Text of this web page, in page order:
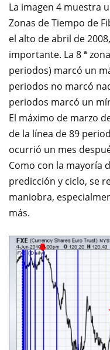
La imagen 4 muestra
Zonas de Tiempo de
el alto de abril de
importante. La 8 ª
periodos) marcó un
periodos no marcó
periodos marcó un
El máximo de marzo
de la línea de 89
ocurrió un mes
Como con la mayoría
predicción y ciclo, se
maniobra,
más.